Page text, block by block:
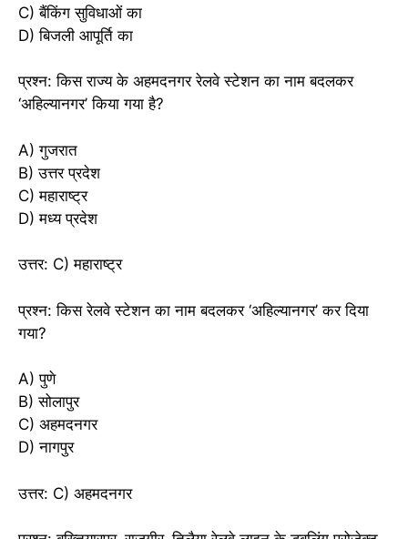
C) बैंकिंग सुविधाओं का
D) बिजली आपूर्ति का
प्रश्न: किस राज्य के अहमदनगर रेलवे स्टेशन का नाम बदलकर
‘अहिल्यानगर’ किया गया है?
A) गुजरात
B) उत्तर प्रदेश
C) महाराष्ट्र
D) मध्य प्रदेश
उत्तर: C) महाराष्ट्र
प्रश्न: किस रेलवे स्टेशन का नाम बदलकर ‘अहिल्यानगर’ कर दिया
गया?
A) पुणे
B) सोलापुर
C) अहमदनगर
D) नागपुर
उत्तर: C) अहमदनगर